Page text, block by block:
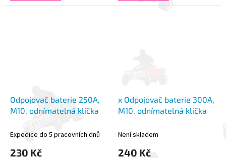
Odpojovač baterie 250A,
M10, odnímatelná klička
Expedice do 5 pracovních dnů
230 Kč
x Odpojovač baterie 300A,
M10, odnímatelná klička
Není skladem
240 Kč